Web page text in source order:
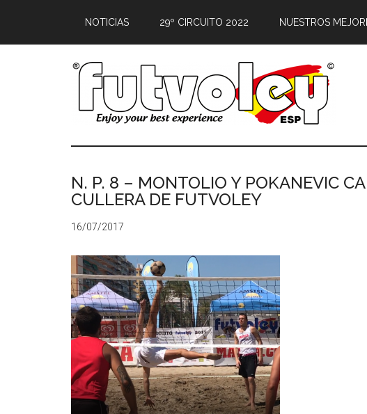
NOTICIAS 29º CIRCUITO 2022 NUESTROS
N. P. 8 – MONTOLIO Y POKANEVIC
CULLERA DE FUTVOLEY
16/07/2017